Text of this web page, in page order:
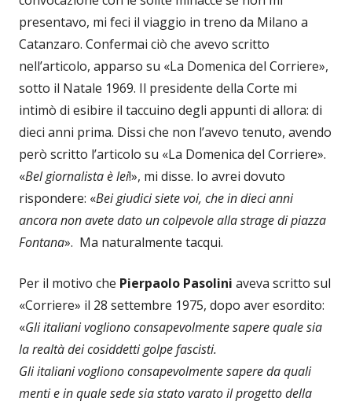
presentavo, mi feci il viaggio in treno da Milano a
Catanzaro. Confermai ciò che avevo scritto
nell’articolo, apparso su «La Domenica del Corriere»,
sotto il Natale 1969. Il presidente della Corte mi
intimò di esibire il taccuino degli appunti di allora: di
dieci anni prima. Dissi che non l’avevo tenuto, avendo
però scritto l’articolo su «La Domenica del Corriere».
«Bel giornalista è lei!», mi disse. Io avrei dovuto
rispondere: «Bei giudici siete voi, che in dieci anni
ancora non avete dato un colpevole alla strage di piazza
Fontana». Ma naturalmente tacqui.
Per il motivo che Pierpaolo Pasolini aveva scritto sul
«Corriere» il 28 settembre 1975, dopo aver esordito:
«Gli italiani vogliono consapevolmente sapere quale sia
la realtà dei cosiddetti golpe fascisti.
Gli italiani vogliono consapevolmente sapere da quali
menti e in quale sede sia stato varato il progetto della